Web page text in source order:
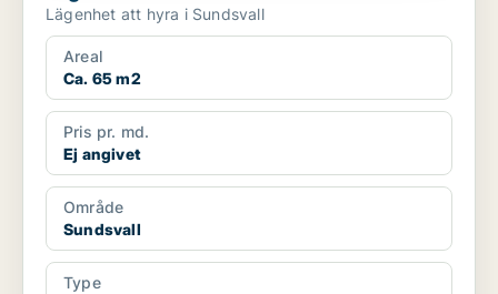
Lägenhet att hyra i Sundsvall
Areal
Ca. 65 m2
Pris pr. md.
Ej angivet
Område
Sundsvall
Type